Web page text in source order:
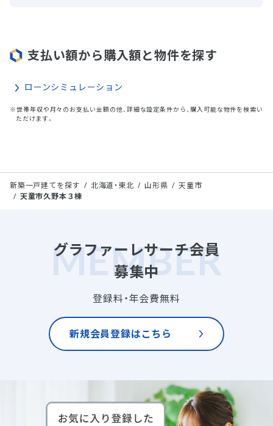
支払い額から購入額と物件を探す
ローンシミュレーション
※世帯年収や月々のお支払い金額の他、詳細な設定条件から、購入可能な物件を検索い
ただけます。
新築一戸建てを探す 北海道・東北 山形県
天童市
天童市久野本３棟
グラファーレサーチ会員
募集中
登録料・年会費無料
新規会員登録はこちら